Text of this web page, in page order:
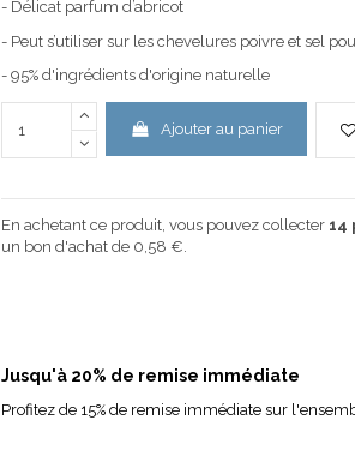
- Délicat parfum d’abricot
- Peut s’utiliser sur les chevelures poivre et sel
- 95% d'ingrédients d'origine naturelle
Ajouter au panier
En achetant ce produit, vous pouvez collecter 14
un bon d'achat de 0,58 €.
Jusqu'à 20% de remise immédiate
Profitez de 15% de remise immédiate sur